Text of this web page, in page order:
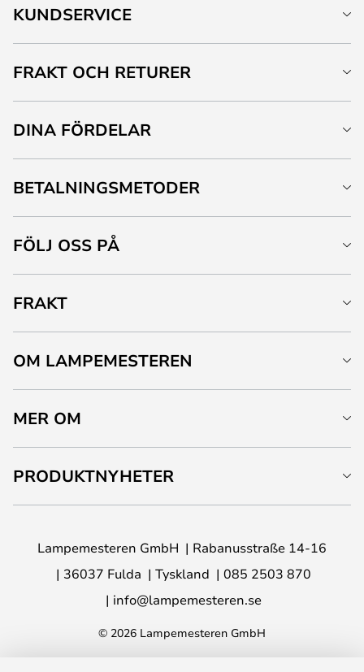
KUNDSERVICE
FRAKT OCH RETURER
DINA FÖRDELAR
BETALNINGSMETODER
FÖLJ OSS PÅ
FRAKT
OM LAMPEMESTEREN
MER OM
PRODUKTNYHETER
Lampemesteren GmbH
Rabanusstraße 14-16
36037 Fulda
Tyskland
085 2503 870
info@lampemesteren.se
© 2026 Lampemesteren GmbH